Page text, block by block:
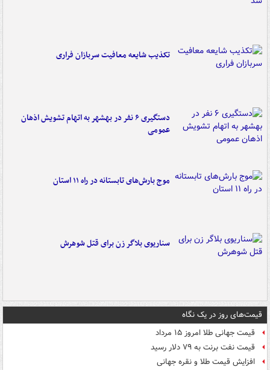
تکذیب شایعه معافیت سربازان فراری
دستگیری ۶ نفر در بهشهر به اتهام تشویش اذهان
عمومی
موج بارش‌های تابستانه در راه ۱۱ استان
سناریوی بلاگر زن برای قتل شوهرش
قیمت‌های روز در یک نگاه
قیمت جهانی طلا امروز ۱۵ مرداد
قیمت نفت برنت به ۷۹ دلار رسید
افزایش قیمت طلا و نقره جهانی